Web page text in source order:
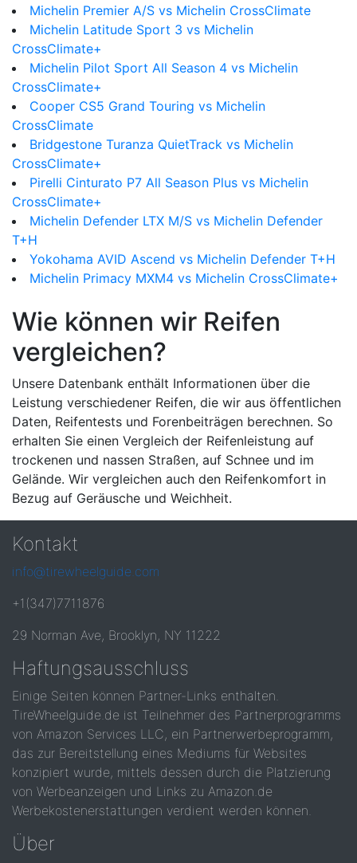
Michelin Premier A/S vs Michelin CrossClimate
Michelin Latitude Sport 3 vs Michelin
CrossClimate+
Michelin Pilot Sport All Season 4 vs Michelin
CrossClimate+
Cooper CS5 Grand Touring vs Michelin
CrossClimate
Bridgestone Turanza QuietTrack vs Michelin
CrossClimate+
Pirelli Cinturato P7 All Season Plus vs Michelin
CrossClimate+
Michelin Defender LTX M/S vs Michelin Defender
T+H
Yokohama AVID Ascend vs Michelin Defender T+H
Michelin Primacy MXM4 vs Michelin CrossClimate+
Wie können wir Reifen
vergleichen?
Unsere Datenbank enthält Informationen über die
Leistung verschiedener Reifen, die wir aus öffentlichen
Daten, Reifentests und Forenbeiträgen berechnen. So
erhalten Sie einen Vergleich der Reifenleistung auf
trockenen und nassen Straßen, auf Schnee und im
Gelände. Wir vergleichen auch den Reifenkomfort in
Bezug auf Geräusche und Weichheit.
Kontakt
info@tirewheelguide.com
+1(347)7711876
29 Norman Ave, Brooklyn, NY 11222
Haftungsausschluss
Einige Seiten können Partner-Links enthalten.
TireWheelguide.de ist Teilnehmer des Partnerprogramms
von Amazon Services LLC, ein Partnerwerbeprogramm,
das zur Bereitstellung eines Mediums für Websites
konzipiert wurde, mittels dessen durch die Platzierung
von Werbeanzeigen und Links zu Amazon.de
Werbekostenerstattungen verdient werden können.
Über